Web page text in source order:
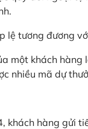
lệ tương đương
một khách
nhiều mã dự
khách hàng gửi